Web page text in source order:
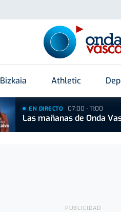
Bizkaia Athletic
EN DIRECTO 07:00 - 11:00
Las mañanas de Onda